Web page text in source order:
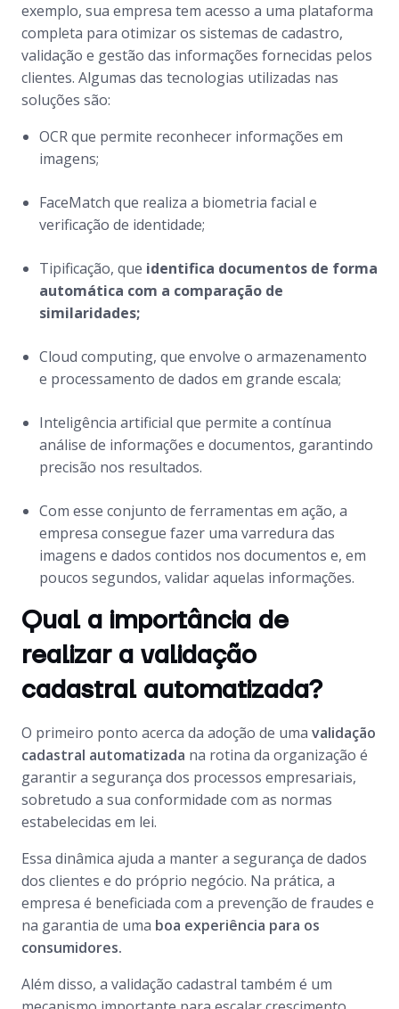
exemplo, sua empresa tem acesso a uma plataforma
completa para otimizar os sistemas de cadastro,
validação e gestão das informações fornecidas pelos
clientes. Algumas das tecnologias utilizadas nas
soluções são:
OCR que permite reconhecer informações em
imagens;
FaceMatch que realiza a biometria facial e
verificação de identidade;
Tipificação, que identifica documentos de forma
automática com a comparação de
similaridades;
Cloud computing, que envolve o armazenamento
e processamento de dados em grande escala;
Inteligência artificial que permite a contínua
análise de informações e documentos, garantindo
precisão nos resultados.
Com esse conjunto de ferramentas em ação, a
empresa consegue fazer uma varredura das
imagens e dados contidos nos documentos e, em
poucos segundos, validar aquelas informações.
Qual a importância de
realizar a validação
cadastral automatizada?
O primeiro ponto acerca da adoção de uma validação
cadastral automatizada na rotina da organização é
garantir a segurança dos processos empresariais,
sobretudo a sua conformidade com as normas
estabelecidas em lei.
Essa dinâmica ajuda a manter a segurança de dados
dos clientes e do próprio negócio. Na prática, a
empresa é beneficiada com a prevenção de fraudes e
na garantia de uma boa experiência para os
consumidores.
Além disso, a validação cadastral também é um